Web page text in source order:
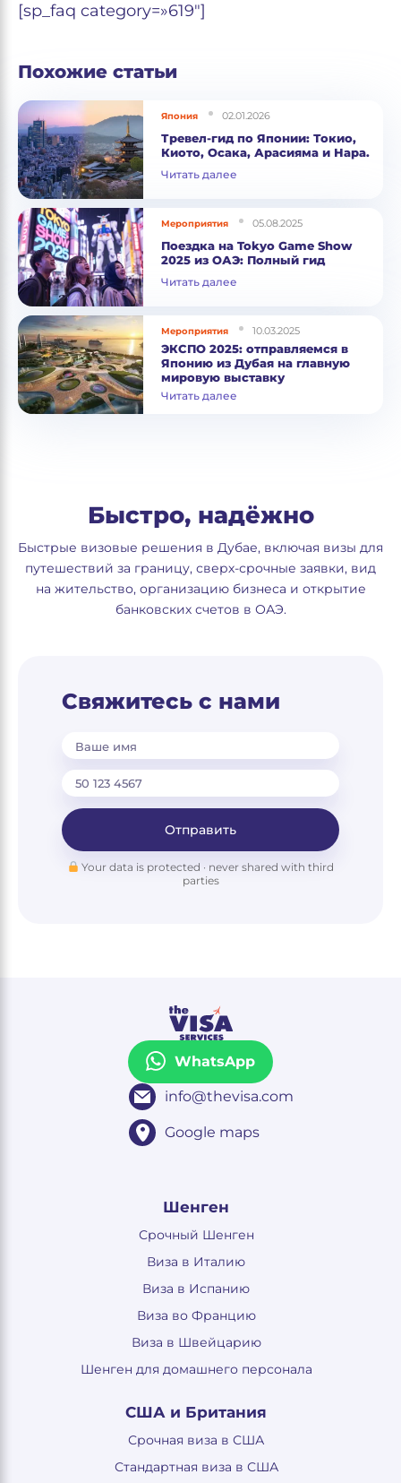
[sp_faq category=»619″]
Похожие статьи
Япония 02.01.2026
Тревел-гид по Японии: Токио,
Киото, Осака, Арасияма и Нара.
Читать далее
Мероприятия 05.08.2025
Поездка на Tokyo Game Show
2025 из ОАЭ: Полный гид
Читать далее
Мероприятия 10.03.2025
ЭКСПО 2025: отправляемся в
Японию из Дубая на главную
мировую выставку
Читать далее
Быстро, надёжно
Быстрые визовые решения в Дубае, включая визы для
путешествий за границу, сверх-срочные заявки, вид
на жительство, организацию бизнеса и открытие
банковских счетов в ОАЭ.
Свяжитесь с нами
Ваше имя
Отправить
Your data is protected · never shared with third
parties
WhatsApp
info@thevisa.com
Google maps
Шенген
Срочный Шенген
Виза в Италию
Виза в Испанию
Виза во Францию
Виза в Швейцарию
Шенген для домашнего персонала
США и Британия
Срочная виза в США
Стандартная виза в США